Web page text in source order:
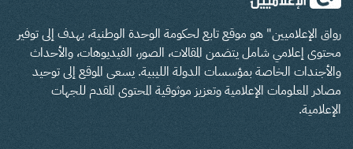
رواق الإعلاميين" هو موقع تابع لحكومة الوحدة الوطنية، يهدف إلى توفير
محتوى إعلامي شامل يتضمن المقالات، الصور، الفيديوهات، والأحداث
والأجندات الخاصة بمؤسسات الدولة الليبية. يسعى الموقع إلى توحيد
مصادر المعلومات الإعلامية وتعزيز موثوقية المحتوى المقدم للجهات
الإعلامية.